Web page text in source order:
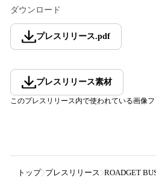
ダウンロード
プレスリリース.pdf
プレスリリース素材
このプレスリリース内で使われている画像
トップ プレスリリース ROADGET